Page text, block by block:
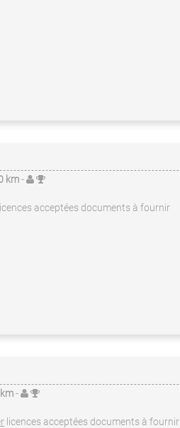
km-
licences acceptées documents à fournir
-
licences acceptées documents à fournir